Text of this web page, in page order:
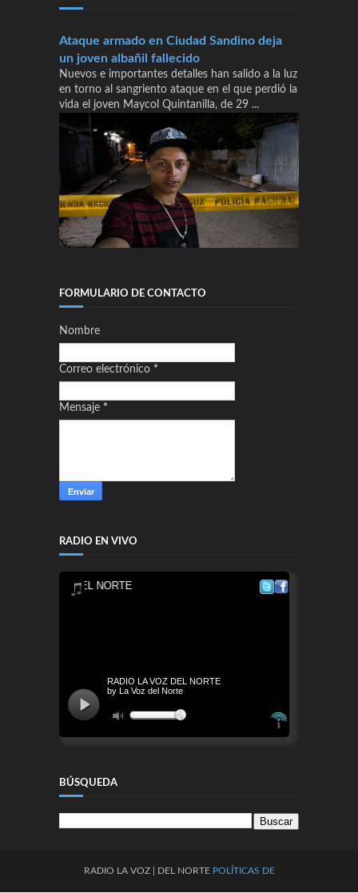
Ataque armado en Ciudad Sandino deja
un joven albañil fallecido
Nuevos e importantes detalles han salido a la luz
en torno al sangriento ataque en el que perdió la
vida el joven Maycol Quintanilla, de 29 ...
FORMULARIO DE CONTACTO
Nombre
Correo electrónico *
Mensaje *
RADIO EN VIVO
BÚSQUEDA
RADIO LA VOZ| DEL NORTE POLÍTICAS DE